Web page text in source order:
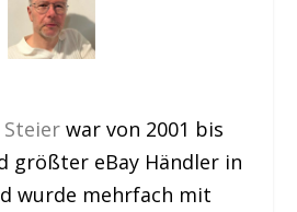
war von 2001 bis
größter eBay Händler in
wurde mehrfach mit